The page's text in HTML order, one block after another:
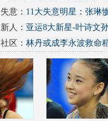
失意： 11大失意明星：张琳
新人： 亚运8大新星-叶诗文
社区： 林丹或成李永波救命